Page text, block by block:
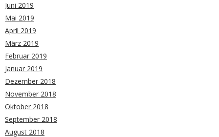
Juni 2019
Mai 2019
April 2019
März 2019
Februar 2019
Januar 2019
Dezember 2018
November 2018
Oktober 2018
September 2018
August 2018